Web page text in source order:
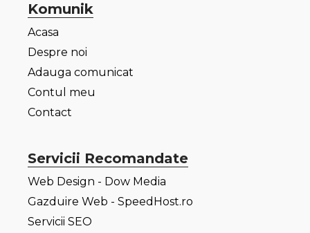
Komunik
Acasa
Despre noi
Adauga comunicat
Contul meu
Contact
Servicii Recomandate
Web Design - Dow Media
Gazduire Web - SpeedHost.ro
Servicii SEO